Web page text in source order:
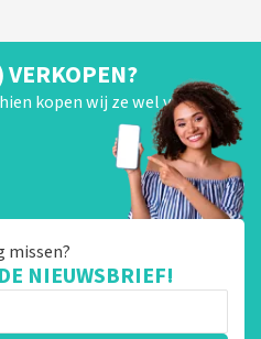
kopen wij ze wel van je!
missen?
NIEUWSBRIEF!